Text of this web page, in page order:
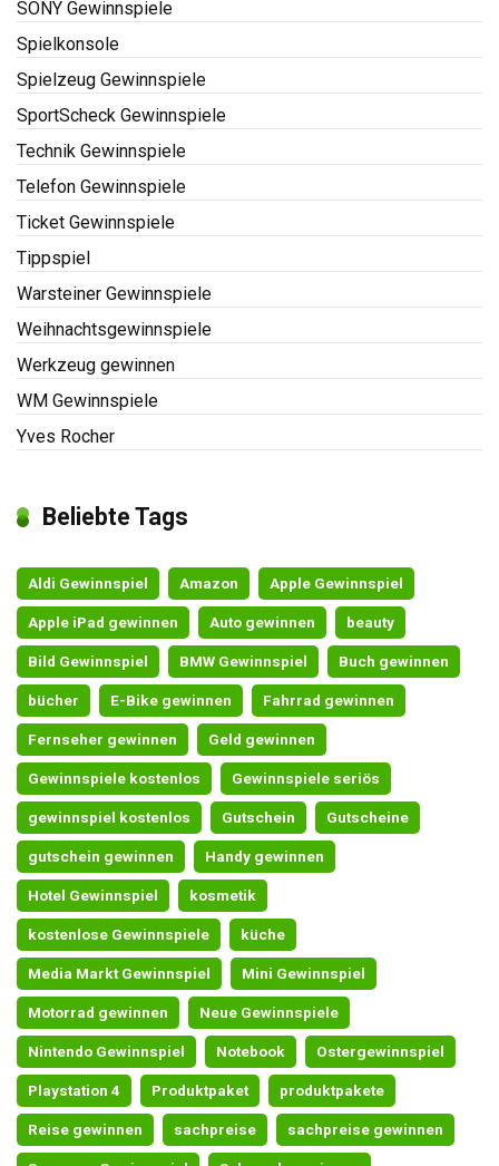
SONY Gewinnspiele
Spielkonsole
Spielzeug Gewinnspiele
SportScheck Gewinnspiele
Technik Gewinnspiele
Telefon Gewinnspiele
Ticket Gewinnspiele
Tippspiel
Warsteiner Gewinnspiele
Weihnachtsgewinnspiele
Werkzeug gewinnen
WM Gewinnspiele
Yves Rocher
Beliebte Tags
Aldi Gewinnspiel Amazon Apple Gewinnspiel
Apple iPad gewinnen Auto gewinnen beauty
Bild Gewinnspiel BMW Gewinnspiel Buch gewinnen
bücher E-Bike gewinnen Fahrrad gewinnen
Fernseher gewinnen Geld gewinnen
Gewinnspiele kostenlos Gewinnspiele seriös
gewinnspiel kostenlos Gutschein Gutscheine
gutschein gewinnen Handy gewinnen
Hotel Gewinnspiel kosmetik
kostenlose Gewinnspiele küche
Media Markt Gewinnspiel Mini Gewinnspiel
Motorrad gewinnen Neue Gewinnspiele
Nintendo Gewinnspiel Notebook Ostergewinnspiel
Playstation 4 Produktpaket produktpakete
Reise gewinnen sachpreise sachpreise gewinnen